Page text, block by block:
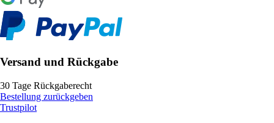
Versand und Rückgabe
30 Tage Rückgaberecht
Bestellung zurückgeben
Trustpilot